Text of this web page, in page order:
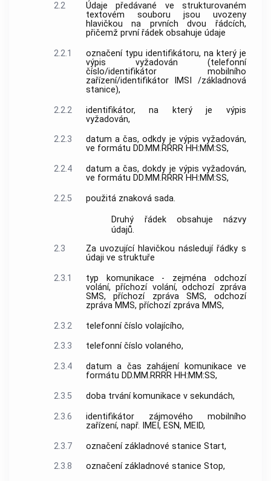
2.2
Údaje předávané ve strukturovaném
textovém souboru jsou uvozeny
hlavičkou na prvních dvou řádcích,
přičemž první řádek obsahuje údaje
2.2.1
označení typu identifikátoru, na který je
výpis vyžadován (telefonní
číslo/identifikátor mobilního
zařízení/identifikátor IMSI /základnová
stanice),
2.2.2
identifikátor, na který je výpis
vyžadován,
2.2.3
datum a čas, odkdy je výpis vyžadován,
ve formátu DD.MM.RRRR HH:MM:SS,
2.2.4
datum a čas, dokdy je výpis vyžadován,
ve formátu DD.MM.RRRR HH:MM:SS,
2.2.5
použitá znaková sada.
Druhý řádek obsahuje názvy
údajů.
2.3
Za uvozující hlavičkou následují řádky s
údaji ve struktuře
2.3.1
typ komunikace - zejména odchozí
volání, příchozí volání, odchozí zpráva
SMS, příchozí zprávaSMS, odchozí
zprávaMMS, příchozí zprávaMMS,
2.3.2
telefonní číslo volajícího,
2.3.3
telefonní číslo volaného,
2.3.4
datum a čas zahájení komunikace ve
formátu DD.MM.RRRR HH:MM:SS,
2.3.5
doba trvání komunikace v sekundách,
2.3.6
identifikátor zájmového mobilního
zařízení, např. IMEI, ESN, MEID,
2.3.7
označení základnové stanice Start,
2.3.8
označení základnové stanice Stop,